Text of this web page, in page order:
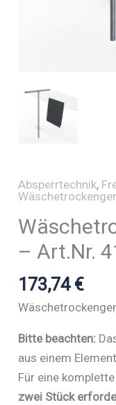
Absperrtechnik,
– Art.Nr.
173,74 €
Bitte beachten:
aus einem
Für eine
zwei Stück